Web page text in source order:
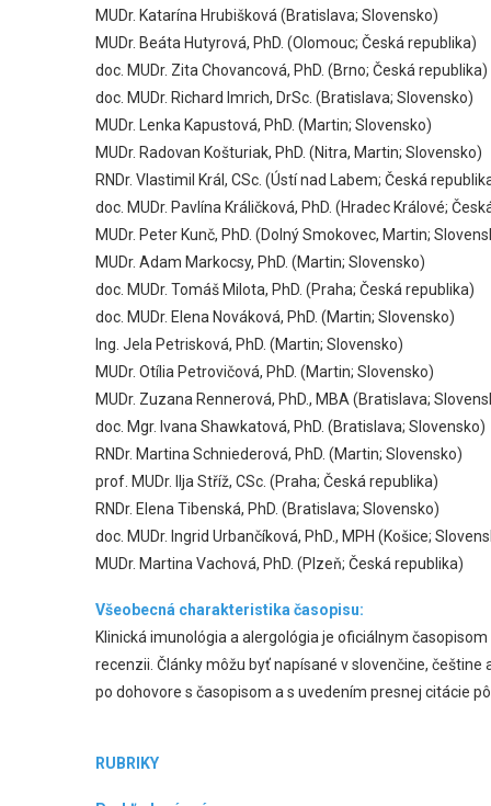
MUDr. Katarína Hrubišková (Bratislava; Slovensko)
MUDr. Beáta Hutyrová, PhD. (Olomouc; Česká republika)
doc. MUDr. Zita Chovancová, PhD. (Brno; Česká republika)
doc. MUDr. Richard Imrich, DrSc. (Bratislava; Slovensko)
MUDr. Lenka Kapustová, PhD. (Martin; Slovensko)
MUDr. Radovan Košturiak, PhD. (Nitra, Martin; Slovensko)
RNDr. Vlastimil Král, CSc. (Ústí nad Labem; Česká
doc. MUDr. Pavlína Králičková, PhD. (Hradec Králové;
MUDr. Peter Kunč, PhD. (Dolný Smokovec, Martin;
MUDr. Adam Markocsy, PhD. (Martin; Slovensko)
doc. MUDr. Tomáš Milota, PhD. (Praha; Česká republika)
doc. MUDr. Elena Nováková, PhD. (Martin; Slovensko)
Ing. Jela Petrisková, PhD. (Martin; Slovensko)
MUDr. Otília Petrovičová, PhD. (Martin; Slovensko)
MUDr. Zuzana Rennerová, PhD., MBA (Bratislava;
doc. Mgr. Ivana Shawkatová, PhD. (Bratislava; Slovensko)
RNDr. Martina Schniederová, PhD. (Martin; Slovensko)
prof. MUDr. Ilja Stříž, CSc. (Praha; Česká republika)
RNDr. Elena Tibenská, PhD. (Bratislava; Slovensko)
doc. MUDr. Ingrid Urbančíková, PhD., MPH (Košice;
MUDr. Martina Vachová, PhD. (Plzeň; Česká republika)
Všeobecná charakteristika časopisu:
Klinická imunológia a alergológia je oficiálnym
recenzii. Články môžu byť napísané v slovenčine,
po dohovore s časopisom a s uvedením presnej citácie
RUBRIKY